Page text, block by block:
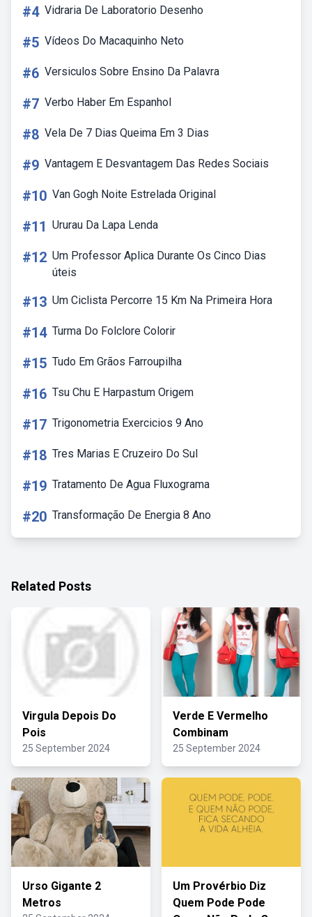
#4 Vidraria De Laboratorio Desenho
#5 Vídeos Do Macaquinho Neto
#6 Versiculos Sobre Ensino Da Palavra
#7 Verbo Haber Em Espanhol
#8 Vela De 7 Dias Queima Em 3 Dias
#9 Vantagem E Desvantagem Das Redes Sociais
#10 Van Gogh Noite Estrelada Original
#11 Ururau Da Lapa Lenda
#12 Um Professor Aplica Durante Os Cinco Dias
úteis
#13 Um Ciclista Percorre 15 Km Na Primeira Hora
#14 Turma Do Folclore Colorir
#15 Tudo Em Grãos Farroupilha
#16 Tsu Chu E Harpastum Origem
#17 Trigonometria Exercicios 9 Ano
#18 Tres Marias E Cruzeiro Do Sul
#19 Tratamento De Agua Fluxograma
#20 Transformação De Energia 8 Ano
Related Posts
Virgula Depois Do
Pois
25 September 2024
Verde E Vermelho
Combinam
25 September 2024
Urso Gigante 2
Metros
Um Provérbio Diz
Quem Pode Pode